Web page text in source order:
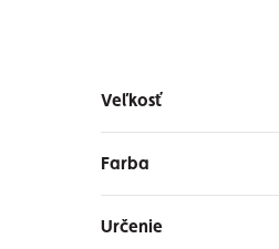
Veľkosť
Farba
Určenie